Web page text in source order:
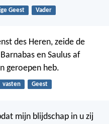
Geest Vader
des Heren, zeide de
en Saulus af
geroepen heb.
vasten Geest
mijn blijdschap in u zij